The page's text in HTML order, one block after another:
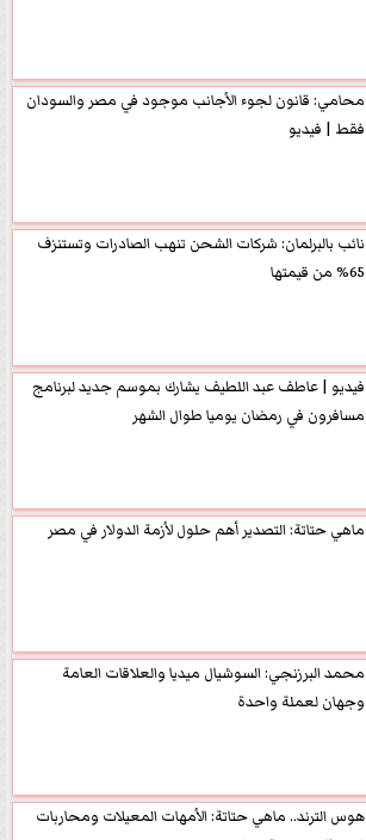
محامي: قانون لجوء الأجانب موجود في مصر والسودان
فقط | فيديو
نائب بالبرلمان: شركات الشحن تنهب الصادرات وتستنزف
65% من قيمتها
فيديو | عاطف عبد اللطيف يشارك بموسم جديد لبرنامج
مسافرون في رمضان يوميا طوال الشهر
ماهي حتاتة: التصدير أهم حلول لأزمة الدولار في مصر
محمد البرزنجي: السوشيال ميديا والعلاقات العامة
وجهان لعملة واحدة
هوس الترند.. ماهي حتاتة: الأمهات المعيلات ومحاربات